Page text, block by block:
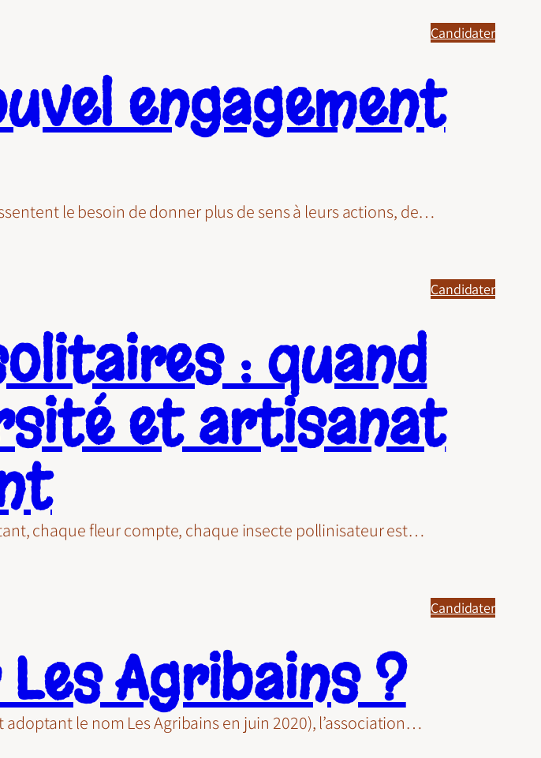
Candidater
engagement
le besoin de donner plus de sens à leurs actions, de…
Candidater
: quand
et artisanat
chaque fleur compte, chaque insecte pollinisateur est…
Candidater
Agribains ?
le nom Les Agribains en juin 2020), l’association…